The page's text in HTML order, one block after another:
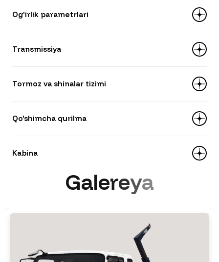
Model: YUCHAI YC4D130-33
Og'irlik parametrlari
To‘liq massa: 11 300 kg
Transmissiya
Turi: MT/6 (mexanik)
Tormoz va shinalar tizimi
Shinalar: 245/70R19.5
10+4 ressor
Qo'shimcha qurilma
Kuzovni fiksatsiya qilish tizimi: gidravlik
Almashtiriladigan kuzov hajmi: 7 m³
Model: MCPA23PI
Kabina
Komplektatsiya: konditsioner, markaziy qulf,
kamera bilan), multimayalli rul, yon ko‘zgular
isitkichlari, deflektor, haydovchi pnevmo-
Model: Tiger V (eni 2010 mm) Tuzilishi: bir
Galereya